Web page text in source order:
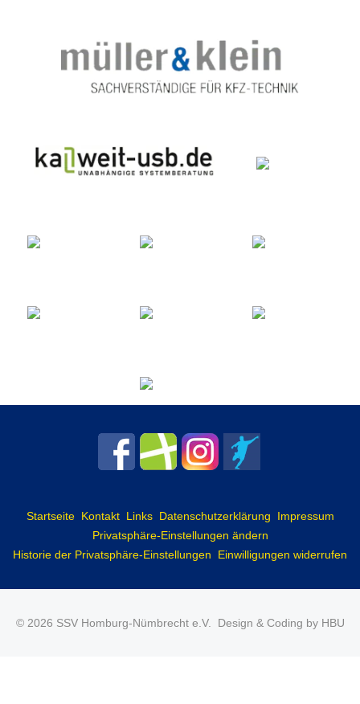
Startseite Kontakt Links Datenschutzerklärung
Impressum
Privatsphäre-Einstellungen ändern
Historie der Privatsphäre-Einstellungen
Einwilligungen widerrufen
© 2026 SSV Homburg-Nümbrecht e.V. Design & Coding by HBU